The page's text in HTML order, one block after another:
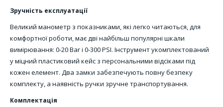
Зручність експлуатації
Великий манометр з показниками, які легко читаються, для
комфортної роботи, має дві найбільш популярні шкали
вимірювання: 0-20 Bar і 0-300 PSI. Інструмент укомплектований
у міцний пластиковий кейс з персональними відсіками під
кожен елемент. Два замки забезпечують повну безпеку
комплекту, а наявність ручки зручне транспортування.
Комплектація